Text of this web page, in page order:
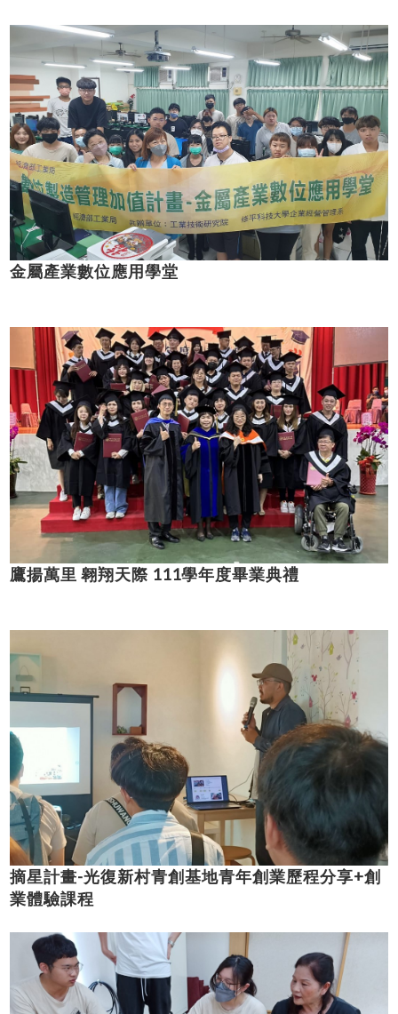
金屬產業數位應用學堂
鷹揚萬里 翱翔天際 111學年度畢業典禮
摘星計畫-光復新村青創基地青年創業歷程分享+創
業體驗課程